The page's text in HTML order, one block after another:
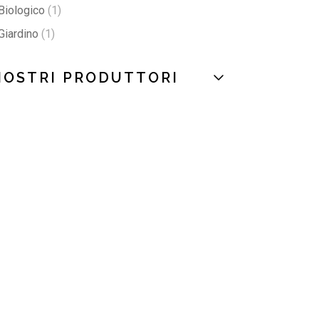
1
1
PRODUTTORI